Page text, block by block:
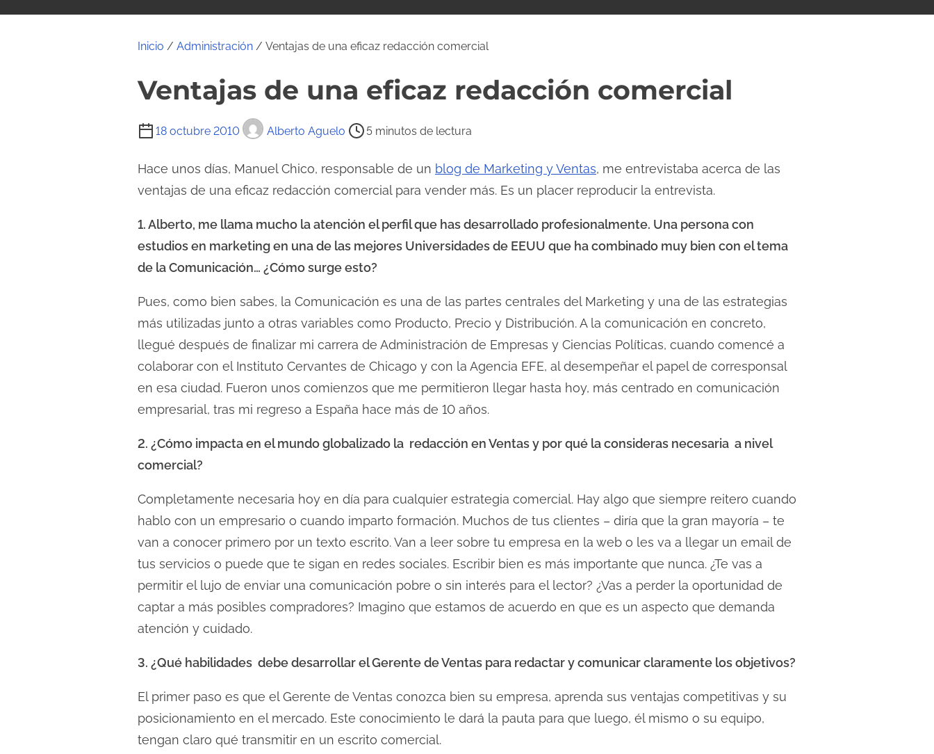
Inicio / Administración / Ventajas de una eficaz redacción comercial
Ventajas de una eficaz redacción comercial
18 octubre 2010 Alberto Aguelo
T
e
m
o
d
e
e
c
t
u
e
e
n
d
a
5 minutos de lectura
Hace unos días, Manuel Chico, responsable de un blog de Marketing y Ventas, me entrevistaba acerca de las
ventajas de una eficaz redacción comercial para vender más. Es un placer reproducir la entrevista.
1. Alberto, me llama mucho la atención el perfil que has desarrollado profesionalmente. Una persona con
estudios en marketing en una de las mejores Universidades de EEUU que ha combinado muy bien con el tema
de la Comunicación… ¿Cómo surge esto?
Pues, como bien sabes, la Comunicación es una de las partes centrales del Marketing y una de las estrategias
más utilizadas junto a otras variables como Producto, Precio y Distribución. A la comunicación en concreto,
llegué después de finalizar mi carrera de Administración de Empresas y Ciencias Políticas, cuando comencé a
colaborar con el Instituto Cervantes de Chicago y con la Agencia EFE, al desempeñar el papel de corresponsal
en esa ciudad. Fueron unos comienzos que me permitieron llegar hasta hoy, más centrado en comunicación
empresarial, tras mi regreso a España hace más de 10 años.
2. ¿Cómo impacta en el mundo globalizado la redacción en Ventas y por qué la consideras necesaria a nivel
comercial?
Completamente necesaria hoy en día para cualquier estrategia comercial. Hay algo que siempre reitero cuando
hablo con un empresario o cuando imparto formación. Muchos de tus clientes – diría que la gran mayoría – te
van a conocer primero por un texto escrito. Van a leer sobre tu empresa en la web o les va a llegar un email de
tus servicios o puede que te sigan en redes sociales. Escribir bien es más importante que nunca. ¿Te vas a
permitir el lujo de enviar una comunicación pobre o sin interés para el lector? ¿Vas a perder la oportunidad de
captar a más posibles compradores? Imagino que estamos de acuerdo en que es un aspecto que demanda
atención y cuidado.
3. ¿Qué habilidades debe desarrollar el Gerente de Ventas para redactar y comunicar claramente los objetivos?
El primer paso es que el Gerente de Ventas conozca bien su empresa, aprenda sus ventajas competitivas y su
posicionamiento en el mercado. Este conocimiento le dará la pauta para que luego, él mismo o su equipo,
tengan claro qué transmitir en un escrito comercial.